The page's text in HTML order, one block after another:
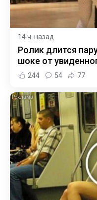
14 ч. назад
Ролик длится
шоке от
244 54 77